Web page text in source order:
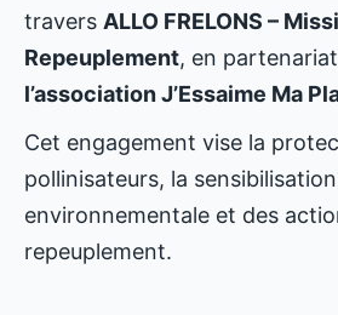
travers ALLO FRELONS –
Repeuplement, en
l’association J’Essaime Ma
Cet engagement vise la
pollinisateurs, la sensibilisation
environnementale et des
repeuplement.